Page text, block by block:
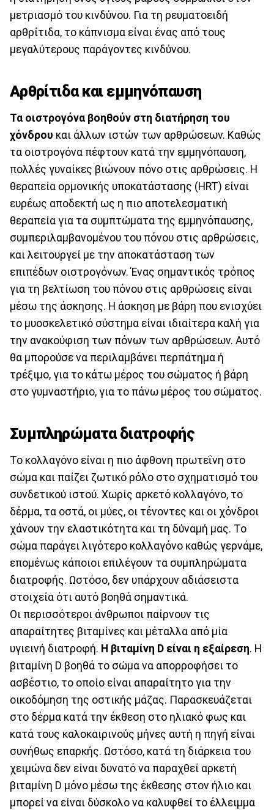
μετριασμό του κινδύνου. Για τη ρευματοειδή
αρθρίτιδα, το κάπνισμα είναι ένας από τους
μεγαλύτερους παράγοντες κινδύνου.
Αρθρίτιδα και εμμηνόπαυση
Τα οιστρογόνα βοηθούν στη διατήρηση του
χόνδρου και άλλων ιστών των αρθρώσεων. Καθώς
τα οιστρογόνα πέφτουν κατά την εμμηνόπαυση,
πολλές γυναίκες βιώνουν πόνο στις αρθρώσεις. Η
θεραπεία ορμονικής υποκατάστασης (HRT) είναι
ευρέως αποδεκτή ως η πιο αποτελεσματική
θεραπεία για τα συμπτώματα της εμμηνόπαυσης,
συμπεριλαμβανομένου του πόνου στις αρθρώσεις,
και λειτουργεί με την αποκατάσταση των
επιπέδων οιστρογόνων. Ένας σημαντικός τρόπος
για τη βελτίωση του πόνου στις αρθρώσεις είναι
μέσω της άσκησης. Η άσκηση με βάρη που ενισχύει
το μυοσκελετικό σύστημα είναι ιδιαίτερα καλή για
την ανακούφιση των πόνων των αρθρώσεων. Αυτό
θα μπορούσε να περιλαμβάνει περπάτημα ή
τρέξιμο, για το κάτω μέρος του σώματος ή βάρη
στο γυμναστήριο, για το πάνω μέρος του σώματος.
Συμπληρώματα διατροφής
Το κολλαγόνο είναι η πιο άφθονη πρωτεΐνη στο
σώμα και παίζει ζωτικό ρόλο στο σχηματισμό του
συνδετικού ιστού. Χωρίς αρκετό κολλαγόνο, το
δέρμα, τα οστά, οι μύες, οι τένοντες και οι χόνδροι
χάνουν την ελαστικότητα και τη δύναμή μας. Το
σώμα παράγει λιγότερο κολλαγόνο καθώς γερνάμε,
επομένως κάποιοι επιλέγουν τα συμπληρώματα
διατροφής. Ωστόσο, δεν υπάρχουν αδιάσειστα
στοιχεία ότι αυτό βοηθά σημαντικά.
Οι περισσότεροι άνθρωποι παίρνουν τις
απαραίτητες βιταμίνες και μέταλλα από μία
υγιεινή διατροφή. Η βιταμίνη D είναι η εξαίρεση. Η
βιταμίνη D βοηθά το σώμα να απορροφήσει το
ασβέστιο, το οποίο είναι απαραίτητο για την
οικοδόμηση της οστικής μάζας. Παρασκευάζεται
στο δέρμα κατά την έκθεση στο ηλιακό φως και
κατά τους καλοκαιρινούς μήνες αυτή η πηγή είναι
συνήθως επαρκής. Ωστόσο, κατά τη διάρκεια του
χειμώνα δεν είναι δυνατό να παραχθεί αρκετή
βιταμίνη D μόνο μέσω της έκθεσης στον ήλιο και
μπορεί να είναι δύσκολο να καλυφθεί το έλλειμμα